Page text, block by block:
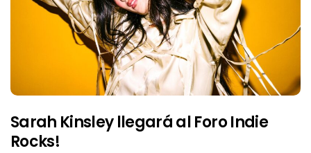
Sarah Kinsley llegará al Foro Indie
Rocks!